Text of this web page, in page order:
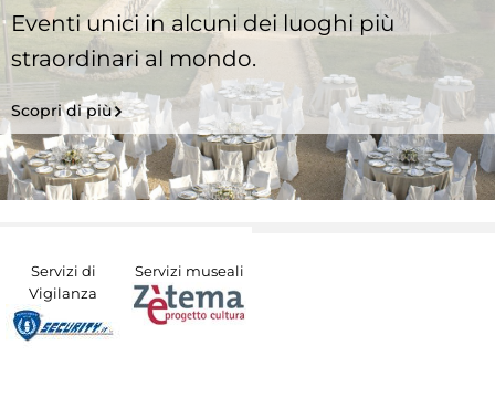
Eventi unici in alcuni dei luoghi più
straordinari al mondo.
Scopri di più
Servizi di
Vigilanza
Servizi museali